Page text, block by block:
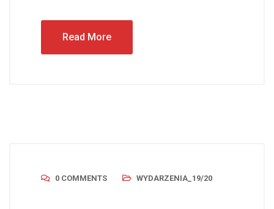
Read More
0 COMMENTS WYDARZENIA_19/20